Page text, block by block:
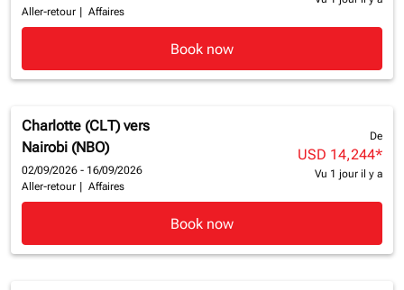
Aller-retour
Affaires
Book now
Charlotte (CLT) vers
Nairobi (NBO)
02/09/2026 - 16/09/2026
Aller-retour
Affaires
De
USD 14,244*
Vu 1 jour il y a
Book now